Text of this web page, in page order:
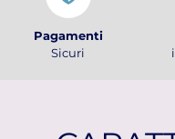
Pagamenti
Sicuri